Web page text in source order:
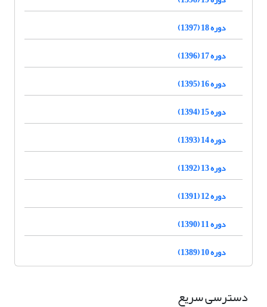
دوره 18 (1397)
دوره 17 (1396)
دوره 16 (1395)
دوره 15 (1394)
دوره 14 (1393)
دوره 13 (1392)
دوره 12 (1391)
دوره 11 (1390)
دوره 10 (1389)
دسترسی سریع